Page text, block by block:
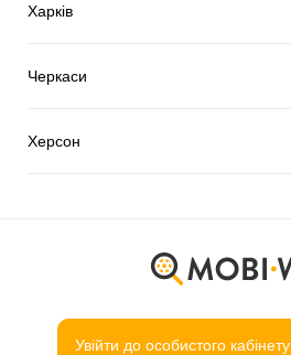
Харків
Черкаси
Херсон
Увійти до особистого кабінету